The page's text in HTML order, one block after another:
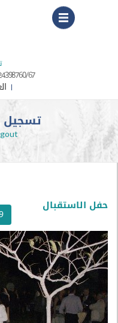
تسجيل دخول
+968 24398760/67
En
تسجيل دخول
2009
Menu